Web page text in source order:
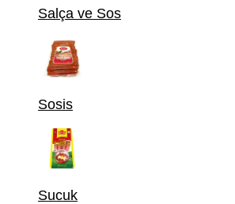
Salça ve Sos
Sosis
Sucuk